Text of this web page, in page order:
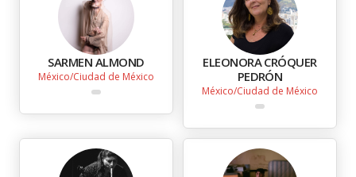
SARMEN ALMOND
México Ciudad de México
ELEONORA CRÓQUER
PEDRÓN
México Ciudad de México